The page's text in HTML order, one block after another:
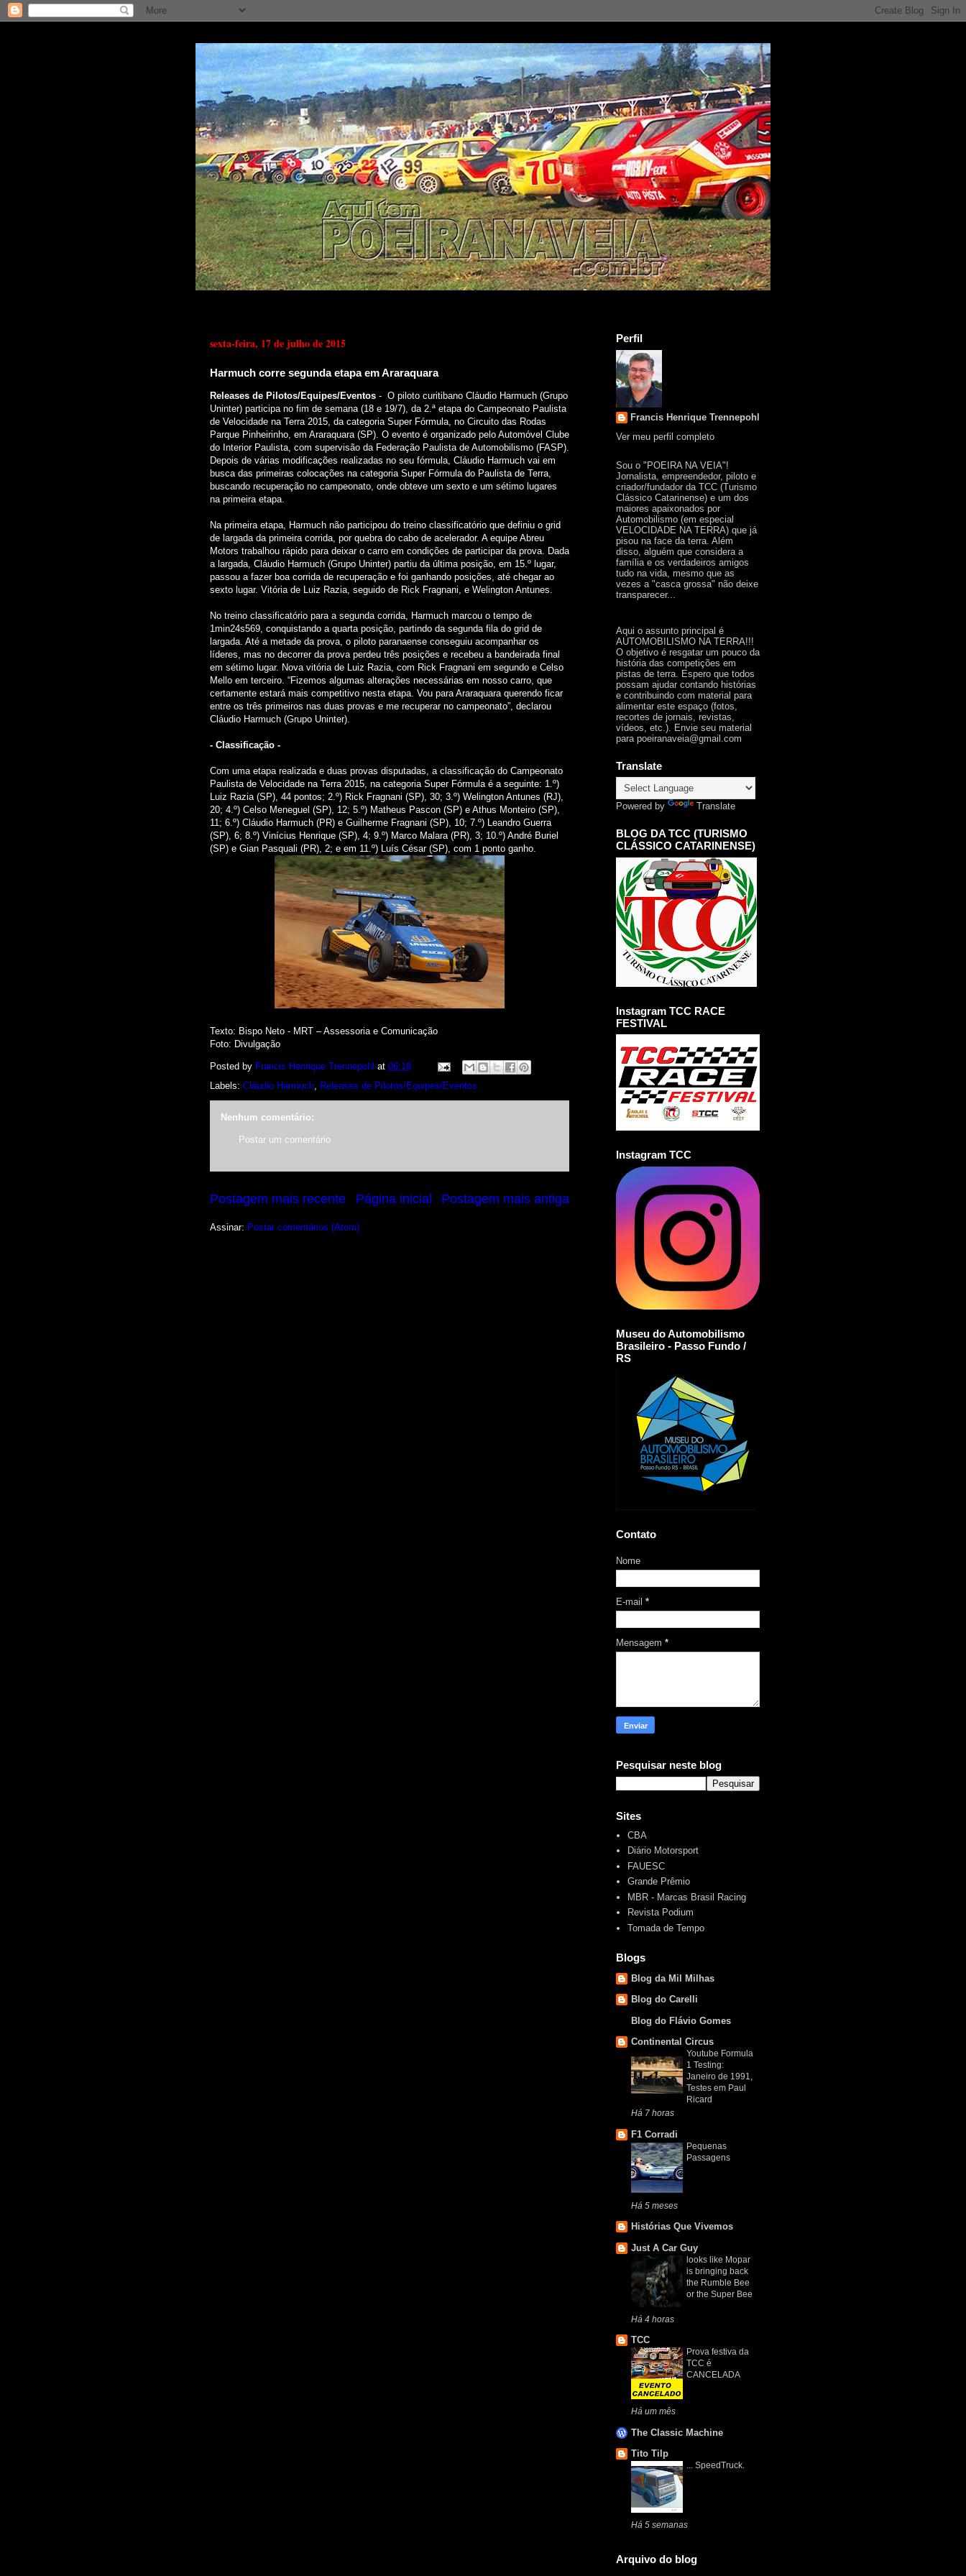
sexta-feira, 17 de julho de 2015
Harmuch corre segunda etapa em Araraquara
Releases de Pilotos/Equipes/Eventos - O piloto curitibano Cláudio Harmuch (Grupo
Uninter) participa no fim de semana (18 e 19/7), da 2.ª etapa do Campeonato Paulista
de Velocidade na Terra 2015, da categoria Super Fórmula, no Circuito das Rodas
Parque Pinheirinho, em Araraquara (SP). O evento é organizado pelo Automóvel Clube
do Interior Paulista, com supervisão da Federação Paulista de Automobilismo (FASP).
Depois de várias modificações realizadas no seu fórmula, Cláudio Harmuch vai em
busca das primeiras colocações na categoria Super Fórmula do Paulista de Terra,
buscando recuperação no campeonato, onde obteve um sexto e um sétimo lugares
na primeira etapa.
Na primeira etapa, Harmuch não participou do treino classificatório que definiu o grid
de largada da primeira corrida, por quebra do cabo de acelerador. A equipe Abreu
Motors trabalhou rápido para deixar o carro em condições de participar da prova. Dada
a largada, Cláudio Harmuch (Grupo Uninter) partiu da última posição, em 15.º lugar,
passou a fazer boa corrida de recuperação e foi ganhando posições, até chegar ao
sexto lugar. Vitória de Luiz Razia, seguido de Rick Fragnani, e Welington Antunes.
No treino classificatório para a segunda corrida, Harmuch marcou o tempo de
1min24s569, conquistando a quarta posição, partindo da segunda fila do grid de
largada. Até a metade da prova, o piloto paranaense conseguiu acompanhar os
líderes, mas no decorrer da prova perdeu três posições e recebeu a bandeirada final
em sétimo lugar. Nova vitória de Luiz Razia, com Rick Fragnani em segundo e Celso
Mello em terceiro. “Fizemos algumas alterações necessárias em nosso carro, que
certamente estará mais competitivo nesta etapa. Vou para Araraquara querendo ficar
entre os três primeiros nas duas provas e me recuperar no campeonato”, declarou
Cláudio Harmuch (Grupo Uninter).
- Classificação -
Com uma etapa realizada e duas provas disputadas, a classificação do Campeonato
Paulista de Velocidade na Terra 2015, na categoria Super Fórmula é a seguinte: 1.º)
Luiz Razia (SP), 44 pontos; 2.º) Rick Fragnani (SP), 30; 3.º) Welington Antunes (RJ),
20; 4.º) Celso Meneguel (SP), 12; 5.º) Matheus Pascon (SP) e Athus Monteiro (SP),
11; 6.º) Cláudio Harmuch (PR) e Guilherme Fragnani (SP), 10; 7.º) Leandro Guerra
(SP), 6; 8.º) Vinícius Henrique (SP), 4; 9.º) Marco Malara (PR), 3; 10.º) André Buriel
(SP) e Gian Pasquali (PR), 2; e em 11.º) Luís César (SP), com 1 ponto ganho.
Texto: Bispo Neto - MRT – Assessoria e Comunicação
Foto: Divulgação
Posted by Francis Henrique Trennepohl at 06:18
Labels: Cláudio Harmuch, Releases de Pilotos/Equipes/Eventos
Nenhum comentário:
Postar um comentário
Postagem mais recente Postagem mais antiga
Página inicial
Assinar: Postar comentários (Atom)
Perfil
Francis Henrique Trennepohl
Ver meu perfil completo
Sou o "POEIRA NA VEIA"!
Jornalista, empreendedor, piloto e
criador/fundador da TCC (Turismo
Clássico Catarinense) e um dos
maiores apaixonados por
Automobilismo (em especial
VELOCIDADE NA TERRA) que já
pisou na face da terra. Além
disso, alguém que considera a
família e os verdadeiros amigos
tudo na vida, mesmo que as
vezes a "casca grossa" não deixe
transparecer...
Aqui o assunto principal é
AUTOMOBILISMO NA TERRA!!!
O objetivo é resgatar um pouco da
história das competições em
pistas de terra. Espero que todos
possam ajudar contando histórias
e contribuindo com material para
alimentar este espaço (fotos,
recortes de jornais, revistas,
vídeos, etc.). Envie seu material
para poeiranaveia@gmail.com
Translate
Powered by Translate
BLOG DA TCC (TURISMO
CLÁSSICO CATARINENSE)
Instagram TCC RACE
FESTIVAL
Instagram TCC
Museu do Automobilismo
Brasileiro - Passo Fundo /
RS
Contato
Nome
E-mail *
Mensagem *
Pesquisar neste blog
Sites
CBA
Diário Motorsport
FAUESC
Grande Prêmio
MBR - Marcas Brasil Racing
Revista Podium
Tomada de Tempo
Blogs
Blog da Mil Milhas
Blog do Carelli
Blog do Flávio Gomes
Continental Circus
Youtube Formula
1 Testing:
Janeiro de 1991,
Testes em Paul
Ricard
Há 7 horas
F1 Corradi
Pequenas
Passagens
Há 5 meses
Histórias Que Vivemos
Just A Car Guy
looks like Mopar
is bringing back
the Rumble Bee
or the Super Bee
Há 4 horas
TCC
Prova festiva da
TCC é
CANCELADA
Há um mês
The Classic Machine
Tito Tilp
... SpeedTruck.
Há 5 semanas
Arquivo do blog